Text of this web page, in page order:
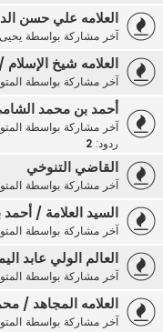
العلامه علي حسن
آخر مشاركة بواسطة
العلامه شيخ
آخر مشاركة بواسطة
أحمد بن محمد
آخر مشاركة بواسطة
ردود: 2
القاضي التنوخي
آخر مشاركة بواسطة
السيد العلامة /
آخر مشاركة بواسطة
العالم الولي عابد
آخر مشاركة بواسطة
العلامه المجاهد /
آخر مشاركة بواسطة